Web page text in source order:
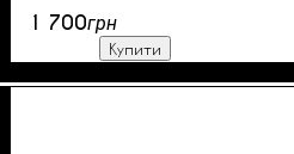
1 700грн
Купити